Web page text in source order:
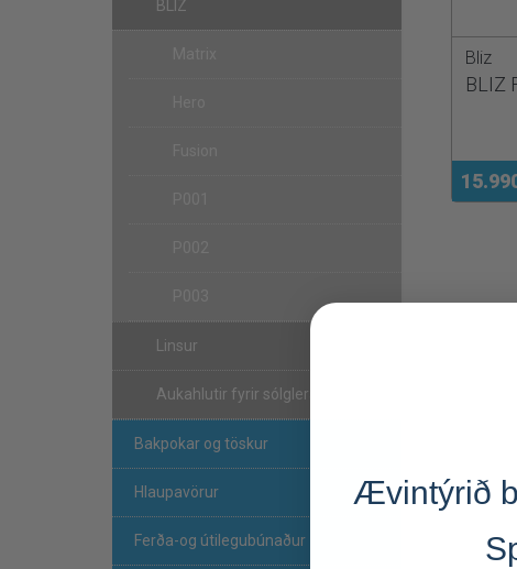
Bliz
BLIZ
BLIZ
Linsur
Aukahlutir fyrir sólgleraugu
Bakpokar og töskur
Hlaupavörur
Ferða-og útilegubúnaður
Ævintýrið